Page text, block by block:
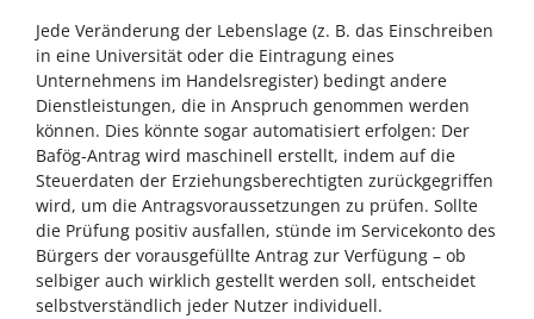
Jede Veränderung der Lebenslage (z. B. das Einschreiben
in eine Universität oder die Eintragung eines
Unternehmens im Handelsregister) bedingt andere
Dienstleistungen, die in Anspruch genommen werden
können. Dies könnte sogar automatisiert erfolgen: Der
Bafög-Antrag wird maschinell erstellt, indem auf die
Steuerdaten der Erziehungsberechtigten zurückgegriffen
wird, um die Antragsvoraussetzungen zu prüfen. Sollte
die Prüfung positiv ausfallen, stünde im Servicekonto des
Bürgers der vorausgefüllte Antrag zur Verfügung – ob
selbiger auch wirklich gestellt werden soll, entscheidet
selbstverständlich jeder Nutzer individuell.